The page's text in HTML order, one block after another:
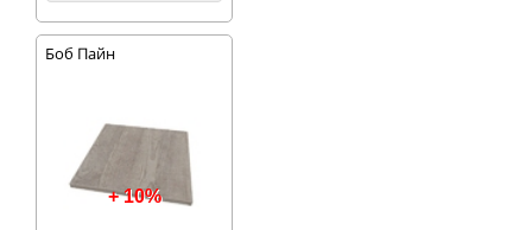
Боб Пайн
+ 10%